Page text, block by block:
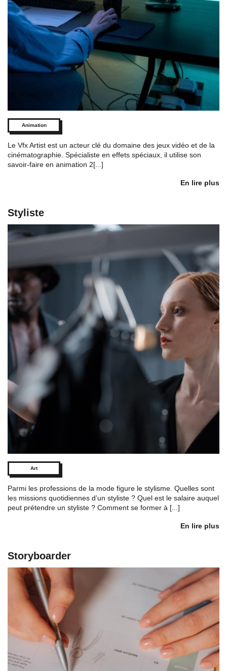
Animation
Le Vfx Artist est un acteur clé du domaine des jeux vidéo et de la
cinématographie. Spécialiste en effets spéciaux, il utilise son
savoir-faire en animation 2[...]
En lire plus
Styliste
Art
Parmi les professions de la mode figure le stylisme. Quelles sont
les missions quotidiennes d’un styliste ? Quel est le salaire auquel
peut prétendre un styliste ? Comment se former à [...]
En lire plus
Storyboarder